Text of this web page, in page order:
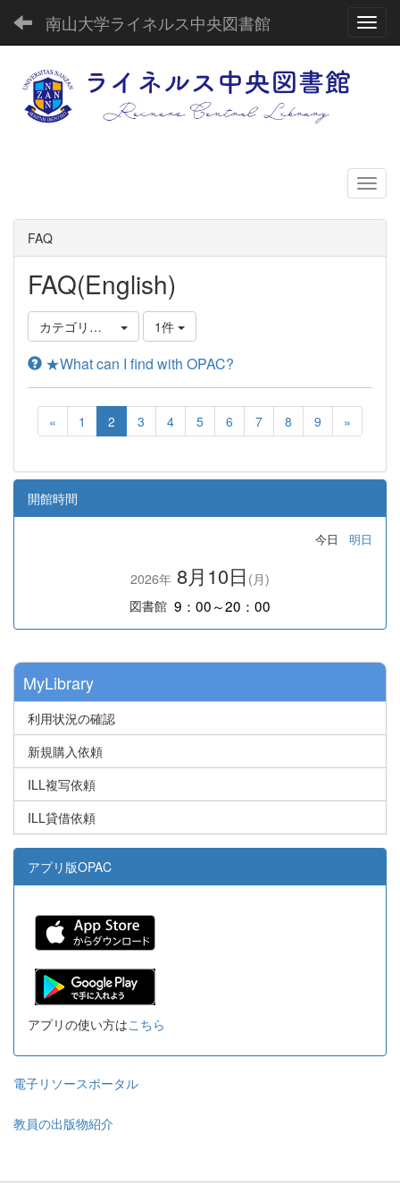
南山大学ライネルス中央図書館
FAQ
FAQ(English)
カテゴリ選択 1件
★What can I find with OPAC?
« 1 2 3 4 5 6 7 8 9 »
開館時間
今日 明日
2026年 8月10日 (月)
図書館 9：00～20：00
MyLibrary
利用状況の確認
新規購入依頼
ILL複写依頼
ILL貸借依頼
アプリ版OPAC
アプリの使い方はこちら
電子リソースポータル
教員の出版物紹介